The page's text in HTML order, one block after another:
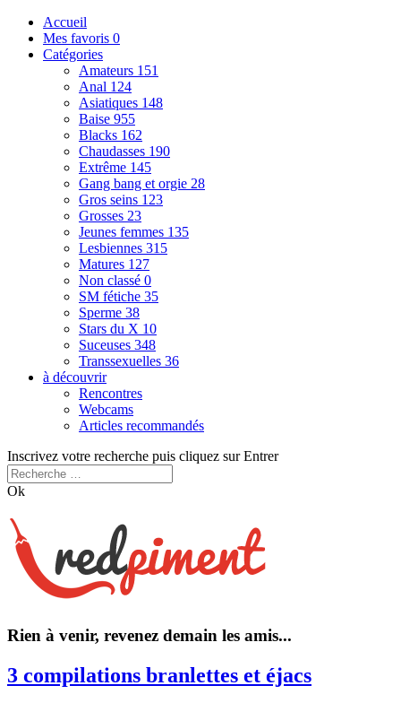
Accueil
Mes favoris 0
Catégories
Amateurs 151
Anal 124
Asiatiques 148
Baise 955
Blacks 162
Chaudasses 190
Extrême 145
Gang bang et orgie 28
Gros seins 123
Grosses 23
Jeunes femmes 135
Lesbiennes 315
Matures 127
Non classé 0
SM fétiche 35
Sperme 38
Stars du X 10
Suceuses 348
Transsexuelles 36
à découvrir
Rencontres
Webcams
Articles recommandés
Inscrivez votre recherche puis cliquez sur Entrer
Ok
Rien à venir, revenez demain les amis...
3 compilations branlettes et éjacs